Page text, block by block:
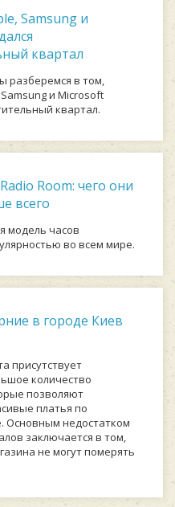
Samsung и
квартал
разберемся в том,
и Microsoft
квартал.
Room: чего они
всего
модель часов
во всем мире.
в городе Киев
присутствует
количество
позволяют
платья по
Основным недостатком
заключается в том,
не могут померять